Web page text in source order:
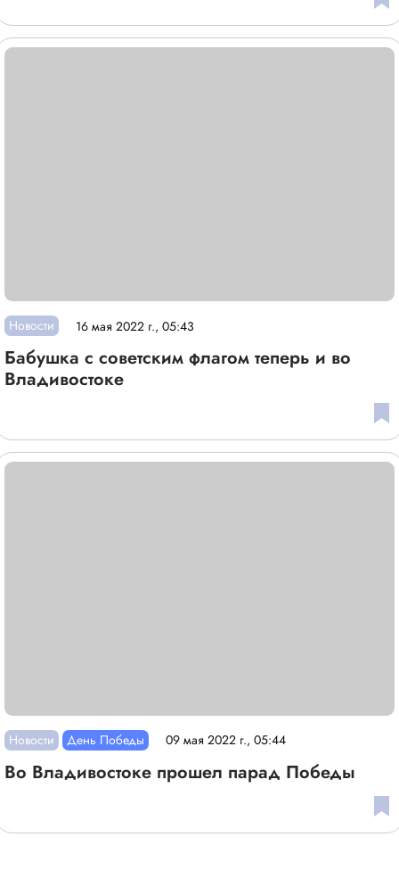
Новости 16 мая 2022 г., 05:43
Бабушка с советским флагом теперь и во
Владивостоке
Новости День Победы 09 мая 2022 г., 05:44
Во Владивостоке прошел парад Победы